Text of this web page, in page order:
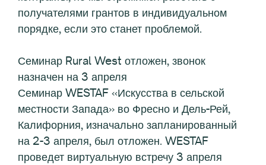
получателями грантов в индивидуальном
порядке, если это станет проблемой.
Семинар Rural West отложен, звонок
назначен на 3 апреля
Семинар WESTAF «Искусства в сельской
местности Запада» во Фресно и Дель-Рей,
Калифорния, изначально запланированный
на 2-3 апреля, был отложен. WESTAF
проведет виртуальную встречу 3 апреля